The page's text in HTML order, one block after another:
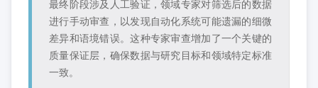
最终阶段涉及人工验证，领域专家对筛选后的数据
进行手动审查，以发现自动化系统可能遗漏的细微
差异和语境错误。这种专家审查增加了一个关键的
质量保证层，确保数据与研究目标和领域特定标准
一致。